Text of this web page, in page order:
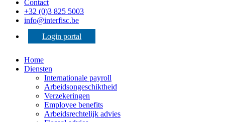
Contact
+32 (0)3 825 5003
info@interfisc.be
Login portal
Home
Diensten
Internationale payroll
Arbeidsongeschiktheid
Verzekeringen
Employee benefits
Arbeidsrechtelijk advies